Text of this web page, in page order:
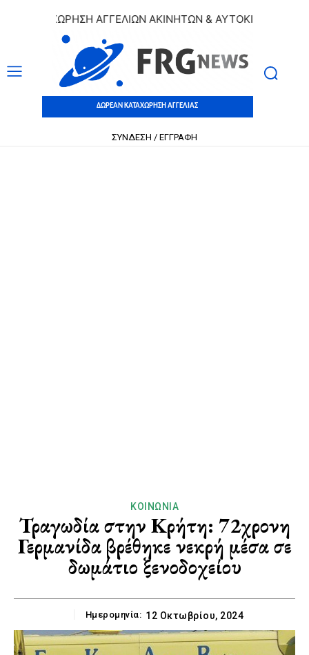
ΚΑΤΑΧΩΡΗΣΗ ΑΓΓΕΛΙΩΝ ΑΚΙΝΗΤΩΝ & ΑΥΤΟΚΙΝΗΤΩΝ |
ΔΩΡΕΑΝ ΚΑΤΑΧΩΡΗΣΗ ΑΓΓΕΛΙΑΣ
ΣΥΝΔΕΣΗ / ΕΓΓΡΑΦΗ
ΚΟΙΝΩΝΊΑ
Τραγωδία στην Κρήτη: 72χρονη
Γερμανίδα βρέθηκε νεκρή μέσα σε
δωμάτιο ξενοδοχείου
Ημερομηνία: 12 Οκτωβρίου, 2024